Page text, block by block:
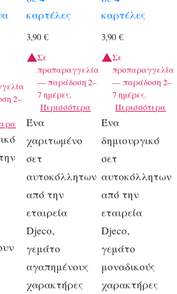
2–
καρτέλες
3,90€
Σε
προπαραγγελία
— παράδοση 2–
7 ημέρες.
Περισσότερα
Ένα
χαριτωμένο
σετ
αυτοκόλλητων
από την
εταιρεία
Djeco,
γεμάτο
αγαπημένους
χαρακτήρες
καρτέλες
3,90€
Σε
προπαραγγελία
— παράδοση 2–
7 ημέρες.
Περισσότερα
Ένα
δημιουργικό
σετ
αυτοκόλλητων
από την
εταιρεία
Djeco,
γεμάτο
μοναδικούς
χαρακτήρες